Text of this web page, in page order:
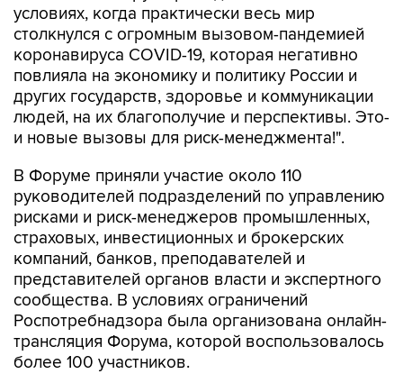
условиях, когда практически весь мир
столкнулся с огромным вызовом-пандемией
коронавируса COVID-19, которая негативно
повлияла на экономику и политику России и
других государств, здоровье и коммуникации
людей, на их благополучие и перспективы. Это-
и новые вызовы для риск-менеджмента!".
В Форуме приняли участие около 110
руководителей подразделений по управлению
рисками и риск-менеджеров промышленных,
страховых, инвестиционных и брокерских
компаний, банков, преподавателей и
представителей органов власти и экспертного
сообщества. В условиях ограничений
Роспотребнадзора была организована онлайн-
трансляция Форума, которой воспользовалось
более 100 участников.